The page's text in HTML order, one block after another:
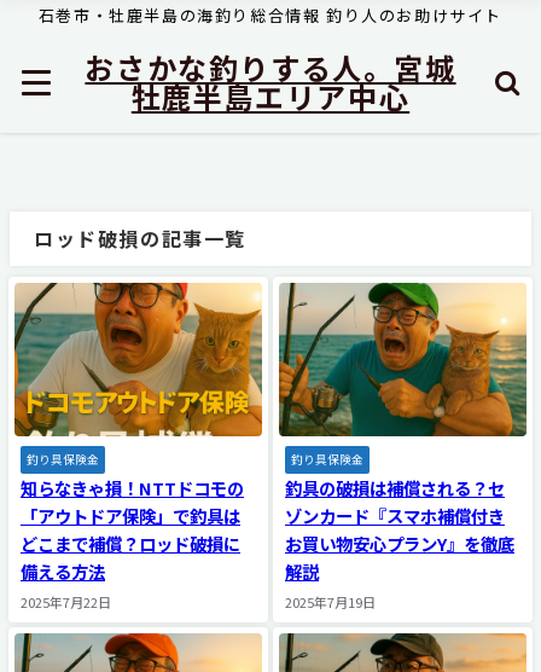
石巻市・牡鹿半島の海釣り総合情報 釣り人のお助けサイト
おさかな釣りする人。宮城
牡鹿半島エリア中心
ロッド破損の記事一覧
釣り具保険金
知らなきゃ損！NTTドコモの
「アウトドア保険」で釣具は
どこまで補償？ロッド破損に
備える方法
2025年7月22日
釣り具保険金
釣具の破損は補償される？セ
ゾンカード『スマホ補償付き
お買い物安心プランY』を徹底
解説
2025年7月19日